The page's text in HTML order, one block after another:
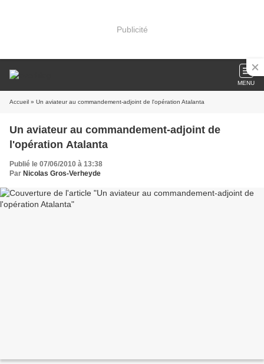
Publicité
MENU
Accueil » Un aviateur au commandement-adjoint de l'opération Atalanta
Un aviateur au commandement-adjoint de
l'opération Atalanta
Publié le 07/06/2010 à 13:38
Par Nicolas Gros-Verheyde